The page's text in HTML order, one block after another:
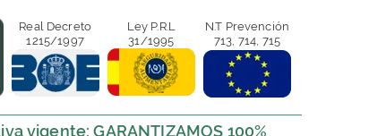
Real Decreto
1215/1997
Ley P.R.L
31/1995
N.T Prevención
713, 714, 715
vigente: GARANTIZAMOS 100%